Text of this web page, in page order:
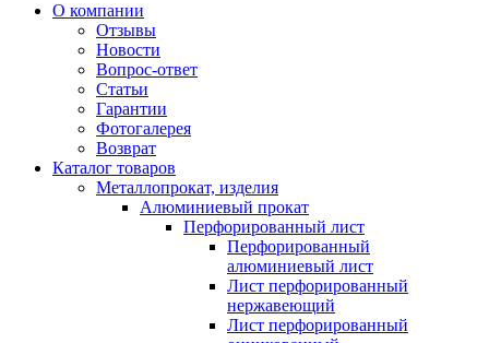
О компании
Отзывы
Новости
Вопрос-ответ
Статьи
Гарантии
Фотогалерея
Возврат
Каталог товаров
Металлопрокат, изделия
Алюминиевый прокат
Перфорированный лист
Перфорированный
алюминиевый лист
Лист перфорированный
нержавеющий
Лист перфорированный